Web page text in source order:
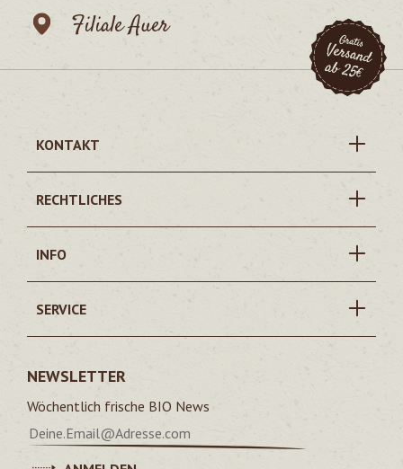
Filiale Auer
KONTAKT
RECHTLICHES
INFO
SERVICE
NEWSLETTER
Wöchentlich frische BIO News